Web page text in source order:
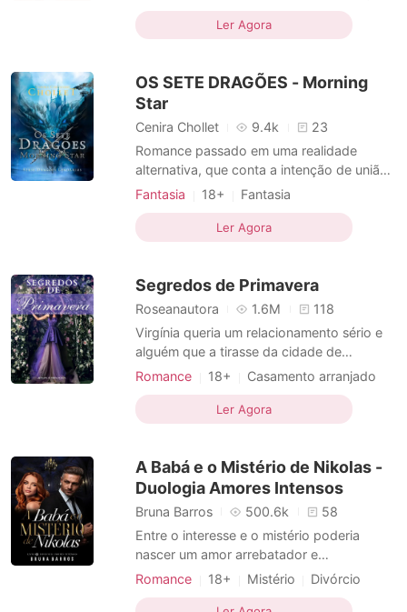
na lenda de Inês, diz a lenda que um
príncipe se apaixonou por uma moça sem
descobriu
Heroína
Azarada
Ler Agora
OS SETE DRAGÕES - Morning
Star
Cenira Chollet 9.4k
23
Romance passado em uma realidade
alternativa, que conta a intenção de união
por casamento do clã Inu youkai e do Clã
série de problemas, preconceitos e
objeções para que possa se realizar.
Fantasia 18+
Fantasia
Casamento arranjado
Traição
Heroína
Paixão / Erótica
Ler Agora
Segredos de Primavera
Roseanautora 1.6M
118
Virgínia queria um relacionamento sério e
alguém que a tirasse da cidade de
Primavera, levando-a para longe de sua
queria continuar sendo o homem mais
disputado da cidade, sem se envolver com
vidinha pacata com sua família
Romance 18+
Casamento arranjado
Traição
CEO Heroína
Encantador
Encantadora
Paixão / Erótica
Ler Agora
A Babá e o Mistério de Nikolas -
Duologia Amores Intensos
Bruna Barros 500.6k
58
Entre o interesse e o mistério poderia
nascer um amor arrebatador e
inconcebível entre a babá e o CEO? Laura
Romance 18+ Mistério
Divórcio
Relacionamento secreto
CEO